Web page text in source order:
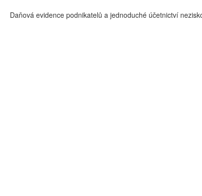
Daňová evidence podnikatelů a jednoduché účetnictví